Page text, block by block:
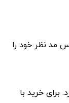
مد نظر خود را
خرید با